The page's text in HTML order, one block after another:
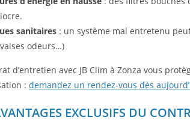
sanitaires : un système mal entretenu
odeurs…)
d’entretien avec JB Clim à Zonza vous
: demandez un rendez-vous dès
EXCLUSIFS DU